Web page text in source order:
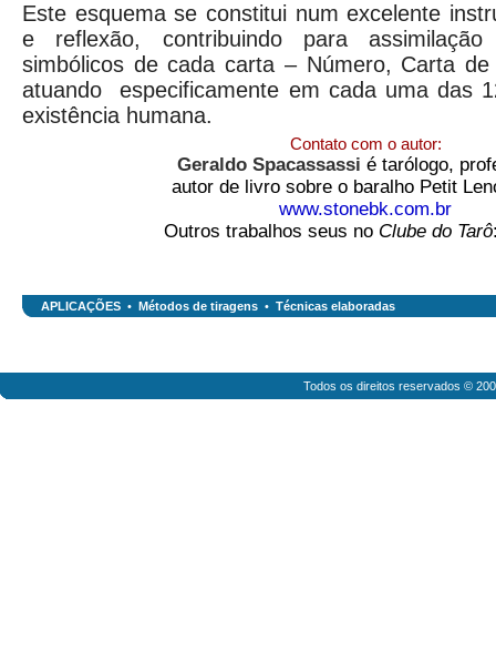
Este esquema se constitui num excelente
e reflexão, contribuindo para
simbólicos de cada carta – Número, Carta
atuando especificamente em cada uma das
existência humana.
Contato com o autor:
Geraldo Spacassassi é tarólogo,
autor de livro sobre o baralho Petit
www.stonebk.com.br
Outros trabalhos seus no Clube do Tarô
APLICAÇÕES • Métodos de tiragens • Técnicas elaboradas
Todos os direitos reservados ©